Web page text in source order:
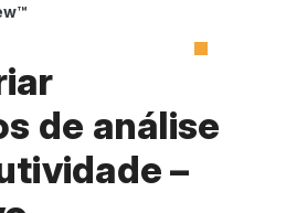
de análise
–